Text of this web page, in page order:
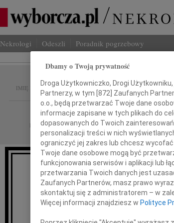
Nekrologi Odeszli Poradnik pogrzebowy
IMIĘ I NAZWISKO: Adam
REGION: cała Polska
DATA EMISJI: 11.07.2020
Ze smutkiem w sercu
że 12 czerwca w Kanadzie
Dbamy o Twoją prywatność
Droga Użytkowniczko, Drogi
Partnerzy, w tym [872] Zaufanych
o.o., będą przetwarzać Twoje dane
informacje zapisane w tych plikach do
dopasowanych do Twoich
personalizacji treści w nich
ograniczyć jej zakres lub chcesz
Twoje dane osobowe mogą być
funkcjonowania serwisów i aplikacji lub
przetwarzania Twoich danych jest
Zaufanych Partnerów, masz prawo
skontaktuj się z administratorem – w
Więcej informacji znajdziesz w Polityce